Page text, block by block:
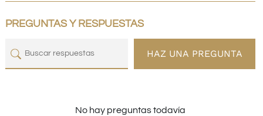
PREGUNTAS Y RESPUESTAS
HAZ UNA PREGUNTA
No hay preguntas todavía